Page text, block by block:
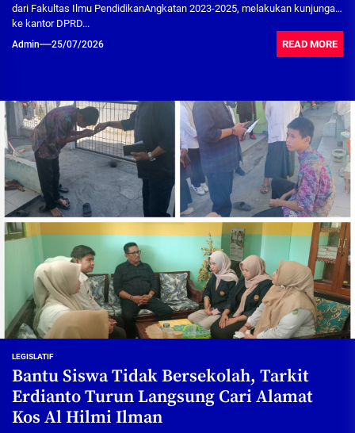
dari Fakultas Ilmu PendidikanAngkatan 2023-2025, melakukan kunjungan
ke kantor DPRD...
Admin 25/07/2026 READ MORE
LEGISLATIF
Bantu Siswa Tidak Bersekolah, Tarkit
Erdianto Turun Langsung Cari Alamat
Kos Al Hilmi Ilman